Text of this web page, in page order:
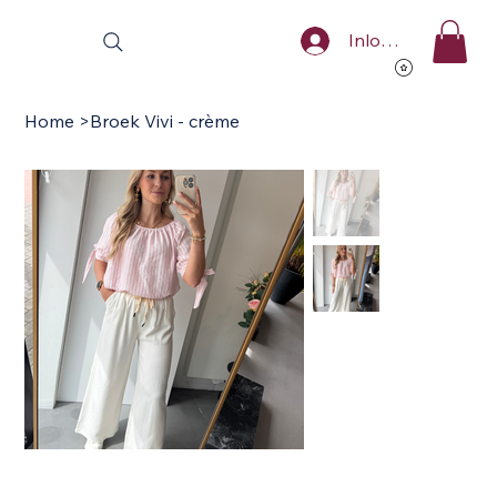
Inloggen
Home >Broek Vivi - crème